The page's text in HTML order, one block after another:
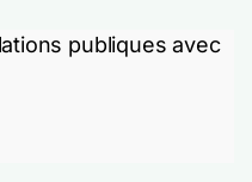
publiques avec